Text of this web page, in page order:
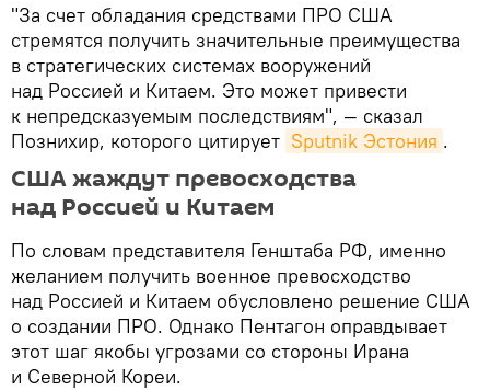
"За счет обладания средствами ПРО США
стремятся получить значительные преимущества
в стратегических системах вооружений
над Россией и Китаем. Это может привести
к непредсказуемым последствиям", — сказал
Познихир, которого цитирует Sputnik Эстония .
США жаждут превосходства
над Россией и Китаем
По словам представителя Генштаба РФ, именно
желанием получить военное превосходство
над Россией и Китаем обусловлено решение США
о создании ПРО. Однако Пентагон оправдывает
этот шаг якобы угрозами со стороны Ирана
и Северной Кореи.